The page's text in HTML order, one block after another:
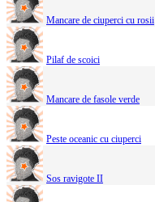
Mancare de ciuperci cu rosii
Pilaf de scoici
Mancare de fasole verde
Peste oceanic cu ciuperci
Sos ravigote II